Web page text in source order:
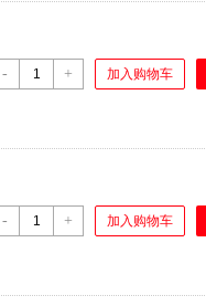
- + 加入购物车
- + 加入购物车